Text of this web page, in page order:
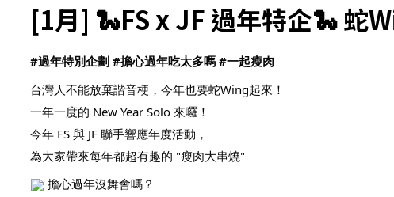
[1月] 🐍FS x JF 過年特企🐍 蛇
#過年特別企劃 #擔心過年吃太多嗎 #一起瘦肉
台灣人不能放棄諧音梗，今年也要蛇Wing起來！
一年一度的 New Year Solo 來囉！
今年 FS 與 JF 聯手響應年度活動，
為大家帶來每年都超有趣的 "瘦肉大串燒"
擔心過年沒舞會嗎？